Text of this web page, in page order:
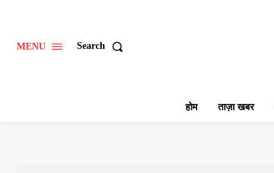
MENU Search
होम ताज़ा खबर